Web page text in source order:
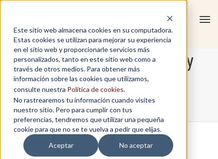
Este sitio web almacena cookies en su computadora.
Estas cookies se utilizan para mejorar su experiencia
en el sitio web y proporcionarle servicios más
personalizados, tanto en este sitio web como a
través de otros medios. Para obtener más
información sobre las cookies que utilizamos,
consulte nuestra Política de cookies.
No rastrearemos tu información cuando visites
nuestro sitio. Pero para cumplir con tus
preferencias, tendremos que utilizar una pequeña
cookie para que no se te vuelva a pedir que elijas.
Aceptar
No aceptar
Liderazgo de negocios y
neurociencias
Home / Liderazgo de negocios y neurociencias